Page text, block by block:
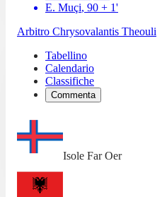
E. Muçi, 90 + 1'
Arbitro Chrysovalantis Theouli
Tabellino
Calendario
Classifiche
Commenta
Isole Far Oer